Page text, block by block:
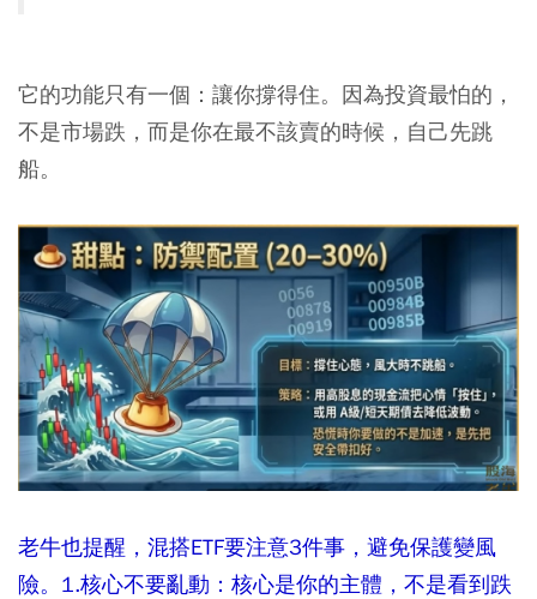
它的功能只有一個：讓你撐得住。因為投資最怕的，
不是市場跌，而是你在最不該賣的時候，自己先跳
船。
老牛也提醒，混搭ETF要注意3件事，避免保護變風
險。1.核心不要亂動：核心是你的主體，不是看到跌